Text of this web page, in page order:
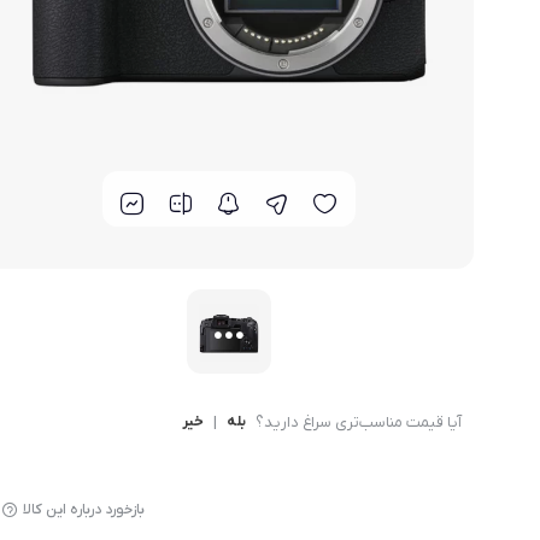
گوشی موتورولا
گوشی نوکیا
گوشی اچ تی سی
گوشی کاترپیلار
آیا قیمت مناسب‌تری سراغ دارید؟ بله | خیر
بازخورد درباره این کالا